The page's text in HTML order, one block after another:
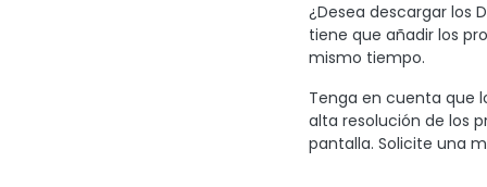
¿Desea descargar los
tiene que añadir los
mismo tiempo.
Tenga en cuenta que
alta resolución de los
pantalla. Solicite una